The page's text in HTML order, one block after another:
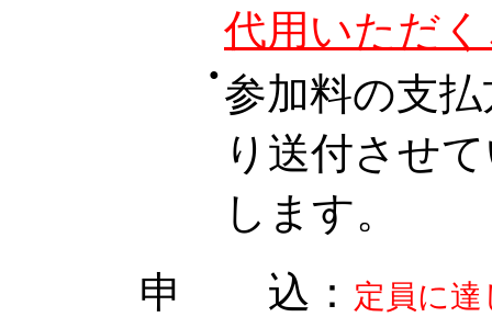
代用いただ
● 参加料の支
り送付させ
します。
申 込： 定員に